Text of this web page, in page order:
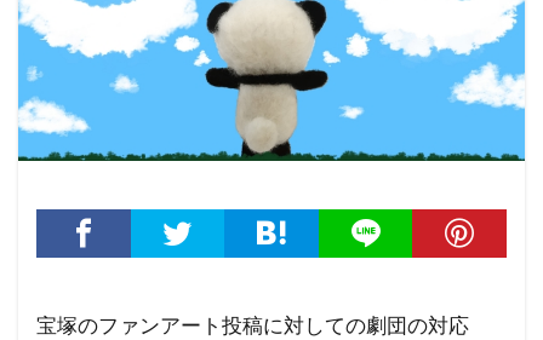
宝塚のファンアート投稿に対しての劇団の対応